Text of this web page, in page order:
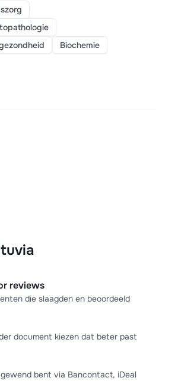
Biochemie
reviews
die slaagden en beoordeeld
document kiezen dat beter past
bent via Bancontact, iDeal